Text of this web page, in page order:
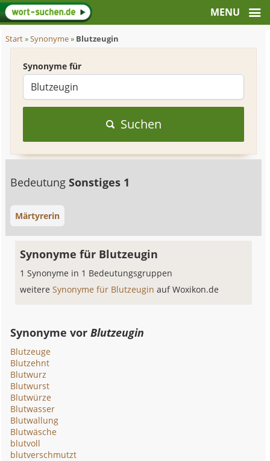
Start»Synonyme» Blutzeugin
Synonyme für
Suchen
BedeutungSonstiges 1
Märtyrerin
Synonyme für Blutzeugin
1 Synonyme in 1 Bedeutungsgruppen
weitereSynonyme für Blutzeuginauf Woxikon.de
Synonyme vorBlutzeugin
Blutzeuge
Blutzehnt
Blutwurz
Blutwurst
Blutwürze
Blutwasser
Blutwallung
Blutwäsche
blutvoll
blutverschmutzt